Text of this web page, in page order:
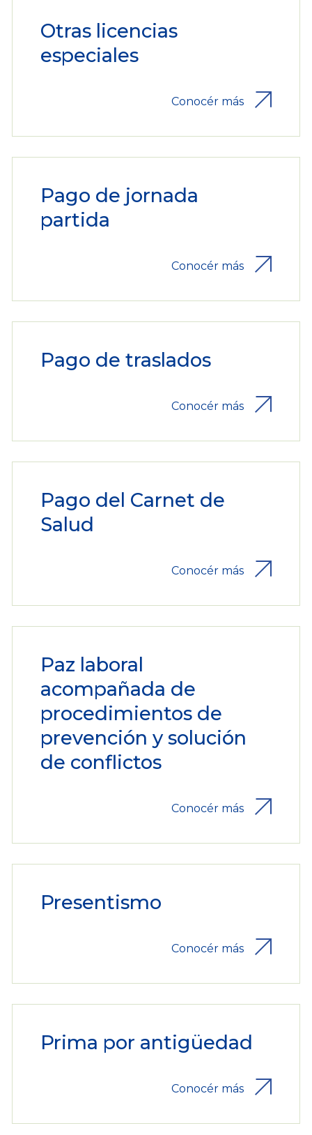
Otras licencias
especiales
Conocér más
Pago de jornada
partida
Conocér más
Pago de traslados
Conocér más
Pago del Carnet de
Salud
Conocér más
Paz laboral
acompañada de
procedimientos de
prevención y solución
de conflictos
Conocér más
Presentismo
Conocér más
Prima por antigüedad
Conocér más